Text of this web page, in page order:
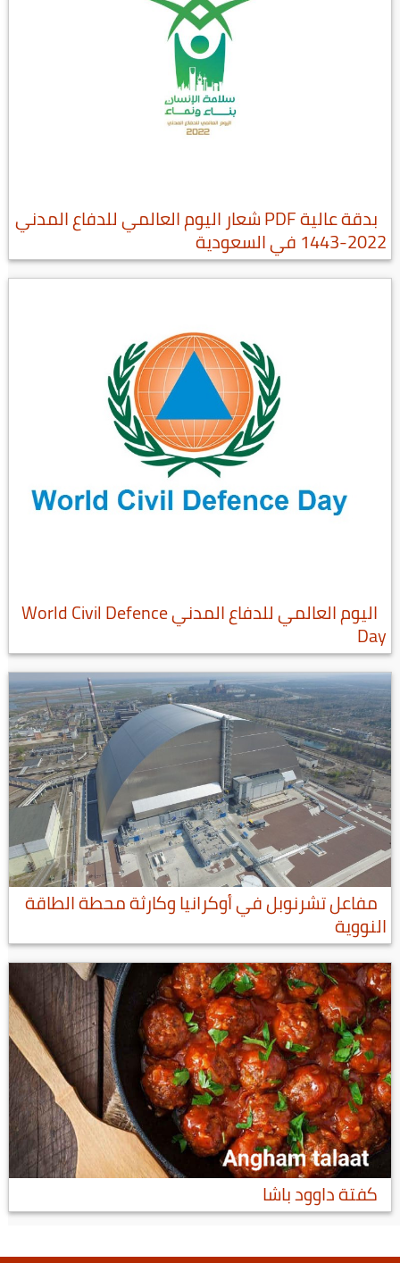
بدقة عالية PDF شعار اليوم العالمي للدفاع المدني
2022-1443 في السعودية
اليوم العالمي للدفاع المدني World Civil Defence
Day
مفاعل تشرنوبل في أوكرانيا وكارثة محطة الطاقة
النووية
كفتة داوود باشا